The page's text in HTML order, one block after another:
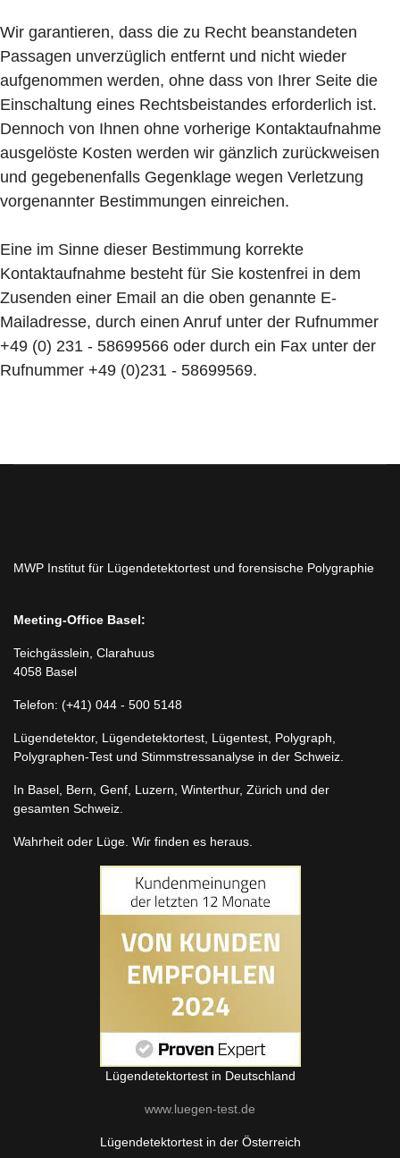
Wir garantieren, dass die zu Recht beanstandeten
Passagen unverzüglich entfernt und nicht wieder
aufgenommen werden, ohne dass von Ihrer Seite die
Einschaltung eines Rechtsbeistandes erforderlich ist.
Dennoch von Ihnen ohne vorherige Kontaktaufnahme
ausgelöste Kosten werden wir gänzlich zurückweisen
und gegebenenfalls Gegenklage wegen Verletzung
vorgenannter Bestimmungen einreichen.
Eine im Sinne dieser Bestimmung korrekte
Kontaktaufnahme besteht für Sie kostenfrei in dem
Zusenden einer Email an die oben genannte E-
Mailadresse, durch einen Anruf unter der Rufnummer
+49 (0) 231 - 58699566 oder durch ein Fax unter der
Rufnummer +49 (0)231 - 58699569.
MWP Institut für Lügendetektortest und forensische Polygraphie
Meeting-Office Basel:
Teichgässlein, Clarahuus
4058 Basel
Telefon: (+41) 044 - 500 5148
Lügendetektor, Lügendetektortest, Lügentest, Polygraph,
Polygraphen-Test und Stimmstressanalyse in der Schweiz.
In Basel, Bern, Genf, Luzern, Winterthur, Zürich und der
gesamten Schweiz.
Wahrheit oder Lüge. Wir finden es heraus.
Lügendetektortest in Deutschland
www.luegen-test.de
Lügendetektortest in der Österreich